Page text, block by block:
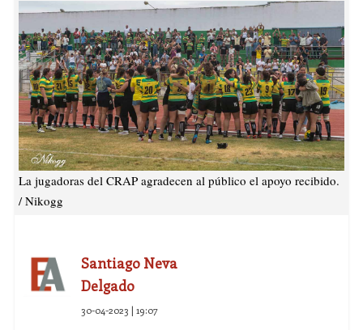
La jugadoras del CRAP agradecen al público el apoyo recibido.
/ Nikogg
Santiago Neva
Delgado
30-04-2023 | 19:07